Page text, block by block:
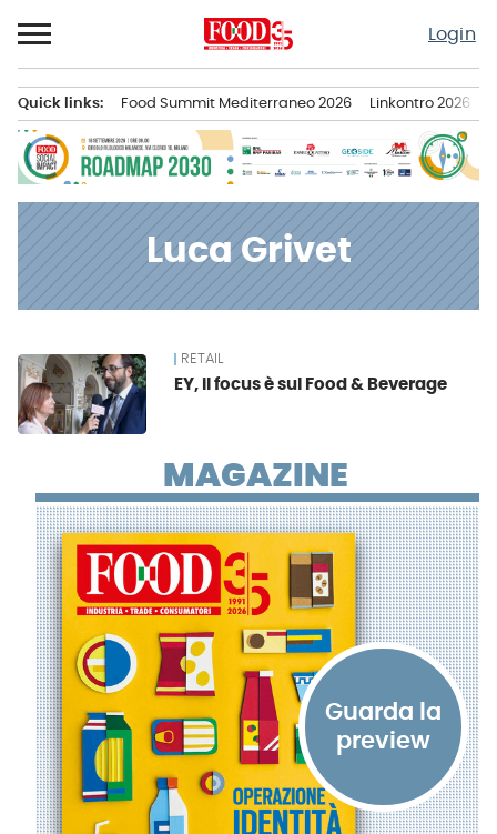
al
contenuto
Login
principale
Quick links: Food Summit Mediterraneo 2026 Linkontro 2026
Luca Grivet
News RETAIL
EY, il focus è sul Food & Beverage
MAGAZINE